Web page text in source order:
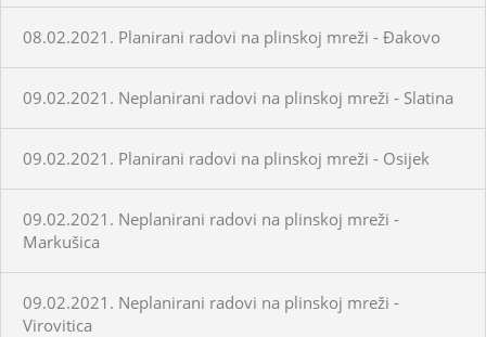
08.02.2021. Planirani radovi na plinskoj mreži - Đakovo
09.02.2021. Neplanirani radovi na plinskoj mreži - Slatina
09.02.2021. Planirani radovi na plinskoj mreži - Osijek
09.02.2021. Neplanirani radovi na plinskoj mreži -
Markušica
09.02.2021. Neplanirani radovi na plinskoj mreži -
Virovitica